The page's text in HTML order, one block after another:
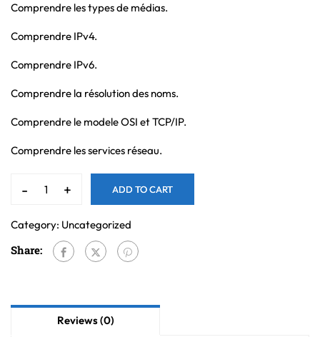
Comprendre les types de médias.
Comprendre IPv4.
Comprendre IPv6.
Comprendre la résolution des noms.
Comprendre le modele OSI et TCP/IP.
Comprendre les services réseau.
- + ADD TO CART
Category: Uncategorized
Share:
Reviews (0)